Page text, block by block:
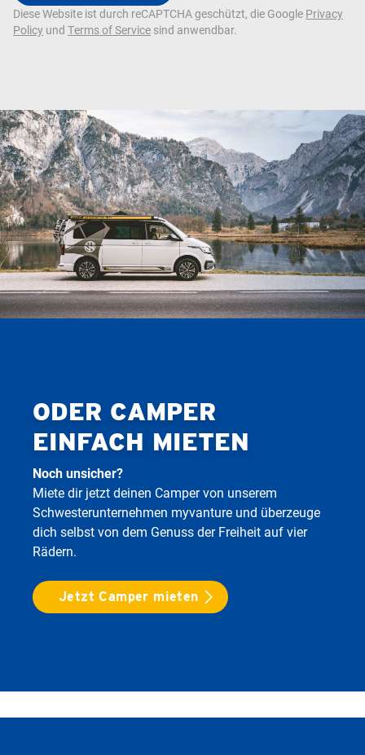
Diese Website ist durch reCAPTCHA geschützt, die Google Privacy
Policy und Terms of Service sind anwendbar.
ODER CAMPER
EINFACH MIETEN
Noch unsicher?
Miete dir jetzt deinen Camper von unserem
Schwesterunternehmen myvanture und überzeuge
dich selbst von dem Genuss der Freiheit auf vier
Rädern.
Jetzt Camper mieten